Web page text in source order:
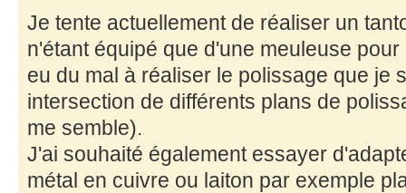
Je tente actuellement de réaliser un
n'étant équipé que d'une meuleuse
eu du mal à réaliser le polissage que je
intersection de différents plans de
me semble).
J'ai souhaité également essayer
métal en cuivre ou laiton par exemple